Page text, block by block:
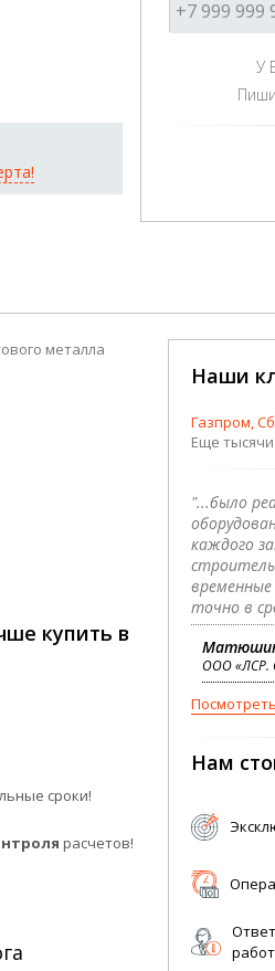
У
металла
Наши
Газпром,
Еще
"...было
каждого
точно в
ООО «ЛСР.
Нам
купить в
сроки!
расчетов!